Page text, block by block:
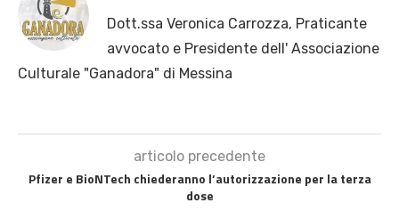
Dott.ssa Veronica Carrozza, Praticante
avvocato e Presidente dell' Associazione
Culturale "Ganadora" di Messina
articolo precedente
Pfizer e BioNTech chiederanno l’autorizzazione per la terza
dose